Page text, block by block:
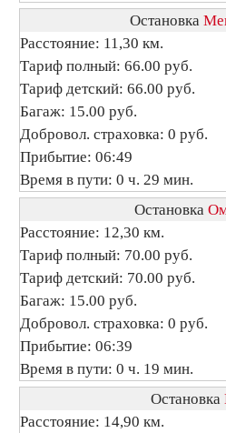
Остановка
Расстояние: 11,30 км.
Тариф полный: 66.00 руб.
Тариф детский: 66.00 руб.
Багаж: 15.00 руб.
Добровол. страховка: 0 руб.
Прибытие: 06:49
Время в пути: 0 ч. 29 мин.
Остановка
Расстояние: 12,30 км.
Тариф полный: 70.00 руб.
Тариф детский: 70.00 руб.
Багаж: 15.00 руб.
Добровол. страховка: 0 руб.
Прибытие: 06:39
Время в пути: 0 ч. 19 мин.
Остановка
Расстояние: 14,90 км.